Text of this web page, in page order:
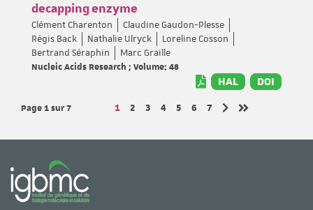
decapping enzyme
Clément Charenton
Claudine Gaudon-Plesse
Régis Back
Nathalie Ulryck
Loreline Cosson
Bertrand Séraphin
Marc Graille
Nucleic Acids Research ; Volume: 48
HAL DOI
Page 1sur 7 Page
1 Page
2 Page
3 Page
4 Page
5 Page
6 Page
7